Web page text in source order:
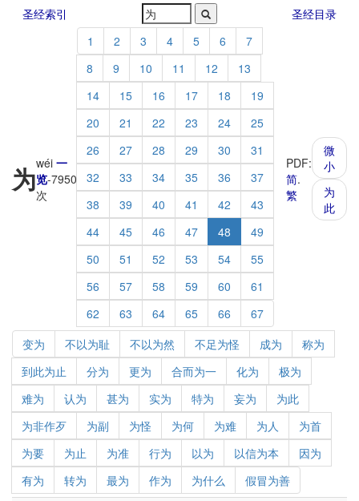
圣经索引 圣经目录
为wéi 一
览-7950
次
1 2 3 4 5 6
7
8
9 10 11 12
13
14
15 16 17 18
19
20
21 22 23 24
25
26
27 28 29 30
31
32
33 34 35 36
37
38
39 40 41 42
43
44
45 46 47 48
49
50
51 52 53 54
55
56
57 58 59 60
61
62
63 64 65 66 67
PDF:
简.
繁
微
小
为
此
变为 不以为耻 不以为然 不足为怪 成为
称为
到此为止
分为 更为 合而为一 化为
极为
难为
认为 甚为 实为 特为 妄为
为此
为非作歹
为副 为怪 为何 为难 为人
为首
为要
为止 为准 行为 以为 以信为本
因为
有为
转为 最为 作为 为什么
假冒为善